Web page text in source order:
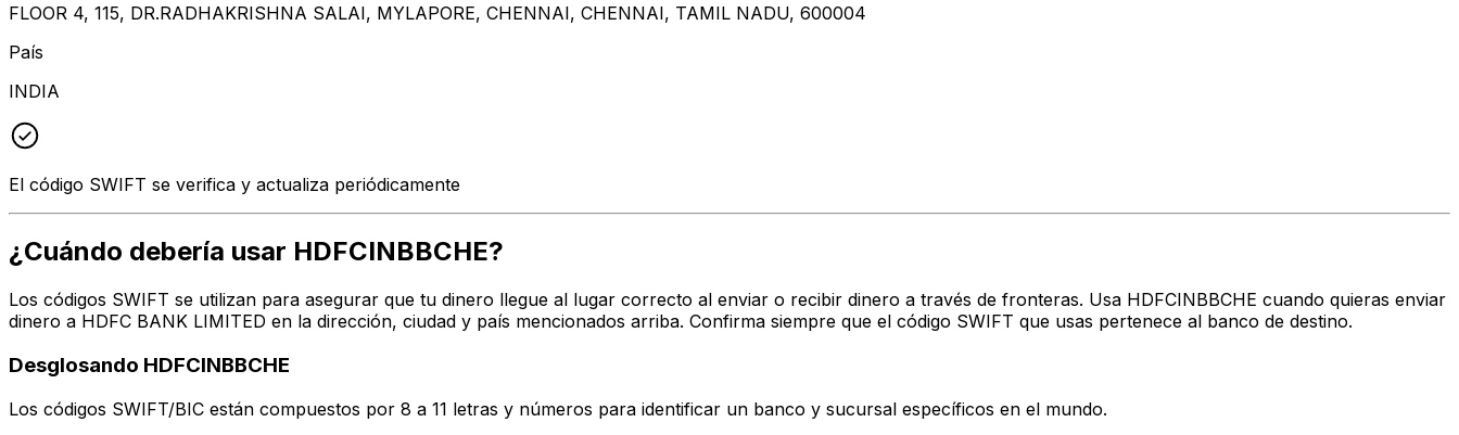
FLOOR 4, 115, DR.RADHAKRISHNA SALAI, MYLAPORE, CHENNAI, CHENNAI, TAMIL NADU, 600004
País
INDIA
El código SWIFT se verifica y actualiza periódicamente
¿Cuándo debería usar HDFCINBBCHE?
Los códigos SWIFT se utilizan para asegurar que tu dinero llegue al lugar correcto al enviar o recibir dinero a través de fronteras. Usa HDFCINBBCHE cuando quieras enviar
dinero a HDFC BANK LIMITED en la dirección, ciudad y país mencionados arriba. Confirma siempre que el código SWIFT que usas pertenece al banco de destino.
Desglosando HDFCINBBCHE
Los códigos SWIFT/BIC están compuestos por 8 a 11 letras y números para identificar un banco y sucursal específicos en el mundo.